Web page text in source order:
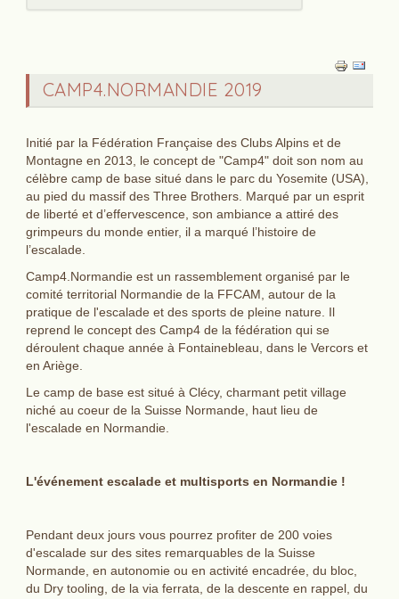
CAMP4.NORMANDIE 2019
Initié par la Fédération Française des Clubs Alpins et de
Montagne en 2013, le concept de "Camp4" doit son nom au
célèbre camp de base situé dans le parc du Yosemite (USA),
au pied du massif des Three Brothers. Marqué par un esprit
de liberté et d’effervescence, son ambiance a attiré des
grimpeurs du monde entier, il a marqué l’histoire de
l’escalade.
Camp4.Normandie est un rassemblement organisé par le
comité territorial Normandie de la FFCAM, autour de la
pratique de l'escalade et des sports de pleine nature. Il
reprend le concept des Camp4 de la fédération qui se
déroulent chaque année à Fontainebleau, dans le Vercors et
en Ariège.
Le camp de base est situé à Clécy, charmant petit village
niché au coeur de la Suisse Normande, haut lieu de
l'escalade en Normandie.
L'événement escalade et multisports en Normandie !
Pendant deux jours vous pourrez profiter de 200 voies
d'escalade sur des sites remarquables de la Suisse
Normande, en autonomie ou en activité encadrée, du bloc,
du Dry tooling, de la via ferrata, de la descente en rappel, du